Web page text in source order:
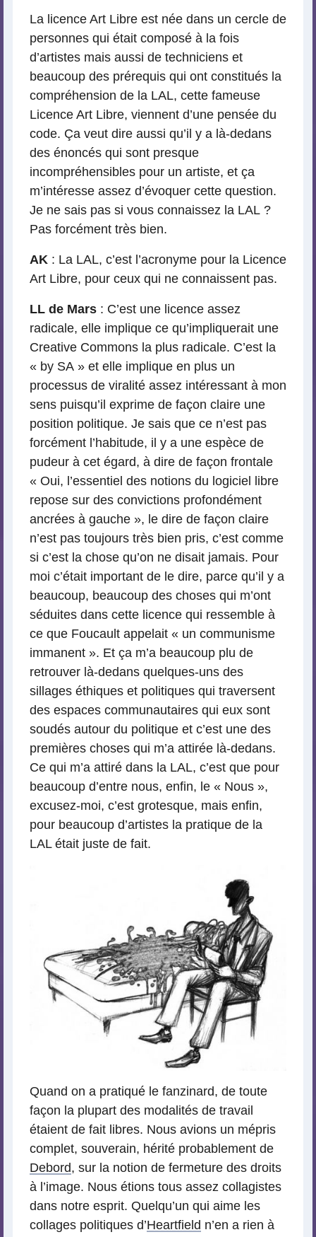
La licence Art Libre est née dans un cercle de
personnes qui était composé à la fois
d’artistes mais aussi de techniciens et
beaucoup des prérequis qui ont constitués la
compréhension de la LAL, cette fameuse
Licence Art Libre, viennent d’une pensée du
code. Ça veut dire aussi qu’il y a là-dedans
des énoncés qui sont presque
incompréhensibles pour un artiste, et ça
m’intéresse assez d’évoquer cette question.
Je ne sais pas si vous connaissez la LAL ?
Pas forcément très bien.
AK : La LAL, c’est l’acronyme pour la Licence
Art Libre, pour ceux qui ne connaissent pas.
LL de Mars : C’est une licence assez
radicale, elle implique ce qu’impliquerait une
Creative Commons la plus radicale. C’est la
« by SA » et elle implique en plus un
processus de viralité assez intéressant à mon
sens puisqu’il exprime de façon claire une
position politique. Je sais que ce n’est pas
forcément l’habitude, il y a une espèce de
pudeur à cet égard, à dire de façon frontale
« Oui, l’essentiel des notions du logiciel libre
repose sur des convictions profondément
ancrées à gauche », le dire de façon claire
n’est pas toujours très bien pris, c’est comme
si c’est la chose qu’on ne disait jamais. Pour
moi c’était important de le dire, parce qu’il y a
beaucoup, beaucoup des choses qui m’ont
séduites dans cette licence qui ressemble à
ce que Foucault appelait « un communisme
immanent ». Et ça m’a beaucoup plu de
retrouver là-dedans quelques-uns des
sillages éthiques et politiques qui traversent
des espaces communautaires qui eux sont
soudés autour du politique et c’est une des
premières choses qui m’a attirée là-dedans.
Ce qui m’a attiré dans la LAL, c’est que pour
beaucoup d’entre nous, enfin, le « Nous »,
excusez-moi, c’est grotesque, mais enfin,
pour beaucoup d’artistes la pratique de la
LAL était juste de fait.
Quand on a pratiqué le fanzinard, de toute
façon la plupart des modalités de travail
étaient de fait libres. Nous avions un mépris
complet, souverain, hérité probablement de
Debord, sur la notion de fermeture des droits
à l’image. Nous étions tous assez collagistes
dans notre esprit. Quelqu’un qui aime les
collages politiques d’Heartfield n’en a rien à